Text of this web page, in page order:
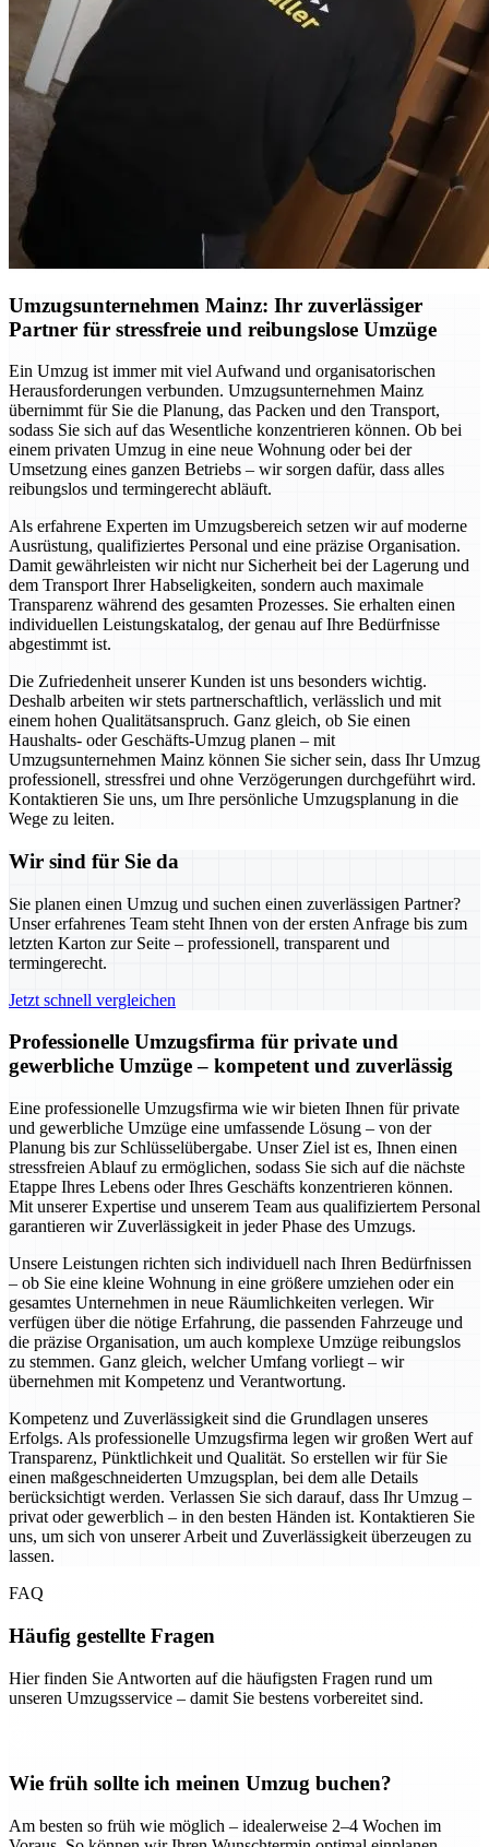
Umzugsunternehmen Mainz: Ihr zuverlässiger
Partner für stressfreie und reibungslose Umzüge
Ein Umzug ist immer mit viel Aufwand und organisatorischen
Herausforderungen verbunden. Umzugsunternehmen Mainz
übernimmt für Sie die Planung, das Packen und den Transport,
sodass Sie sich auf das Wesentliche konzentrieren können. Ob bei
einem privaten Umzug in eine neue Wohnung oder bei der
Umsetzung eines ganzen Betriebs – wir sorgen dafür, dass alles
reibungslos und termingerecht abläuft.
Als erfahrene Experten im Umzugsbereich setzen wir auf moderne
Ausrüstung, qualifiziertes Personal und eine präzise Organisation.
Damit gewährleisten wir nicht nur Sicherheit bei der Lagerung und
dem Transport Ihrer Habseligkeiten, sondern auch maximale
Transparenz während des gesamten Prozesses. Sie erhalten einen
individuellen Leistungskatalog, der genau auf Ihre Bedürfnisse
abgestimmt ist.
Die Zufriedenheit unserer Kunden ist uns besonders wichtig.
Deshalb arbeiten wir stets partnerschaftlich, verlässlich und mit
einem hohen Qualitätsanspruch. Ganz gleich, ob Sie einen
Haushalts- oder Geschäfts-Umzug planen – mit
Umzugsunternehmen Mainz können Sie sicher sein, dass Ihr Umzug
professionell, stressfrei und ohne Verzögerungen durchgeführt wird.
Kontaktieren Sie uns, um Ihre persönliche Umzugsplanung in die
Wege zu leiten.
Wir sind für Sie da
Sie planen einen Umzug und suchen einen zuverlässigen Partner?
Unser erfahrenes Team steht Ihnen von der ersten Anfrage bis zum
letzten Karton zur Seite – professionell, transparent und
termingerecht.
Jetzt schnell vergleichen
Professionelle Umzugsfirma für private und
gewerbliche Umzüge – kompetent und zuverlässig
Eine professionelle Umzugsfirma wie wir bieten Ihnen für private
und gewerbliche Umzüge eine umfassende Lösung – von der
Planung bis zur Schlüsselübergabe. Unser Ziel ist es, Ihnen einen
stressfreien Ablauf zu ermöglichen, sodass Sie sich auf die nächste
Etappe Ihres Lebens oder Ihres Geschäfts konzentrieren können.
Mit unserer Expertise und unserem Team aus qualifiziertem Personal
garantieren wir Zuverlässigkeit in jeder Phase des Umzugs.
Unsere Leistungen richten sich individuell nach Ihren Bedürfnissen
– ob Sie eine kleine Wohnung in eine größere umziehen oder ein
gesamtes Unternehmen in neue Räumlichkeiten verlegen. Wir
verfügen über die nötige Erfahrung, die passenden Fahrzeuge und
die präzise Organisation, um auch komplexe Umzüge reibungslos
zu stemmen. Ganz gleich, welcher Umfang vorliegt – wir
übernehmen mit Kompetenz und Verantwortung.
Kompetenz und Zuverlässigkeit sind die Grundlagen unseres
Erfolgs. Als professionelle Umzugsfirma legen wir großen Wert auf
Transparenz, Pünktlichkeit und Qualität. So erstellen wir für Sie
einen maßgeschneiderten Umzugsplan, bei dem alle Details
berücksichtigt werden. Verlassen Sie sich darauf, dass Ihr Umzug –
privat oder gewerblich – in den besten Händen ist. Kontaktieren Sie
uns, um sich von unserer Arbeit und Zuverlässigkeit überzeugen zu
lassen.
FAQ
Häufig gestellte Fragen
Hier finden Sie Antworten auf die häufigsten Fragen rund um
unseren Umzugsservice – damit Sie bestens vorbereitet sind.
Wie früh sollte ich meinen Umzug buchen?
Am besten so früh wie möglich – idealerweise 2–4 Wochen im